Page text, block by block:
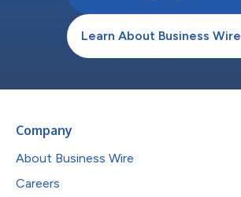
Learn About Business Wire
Company
About Business Wire
Careers